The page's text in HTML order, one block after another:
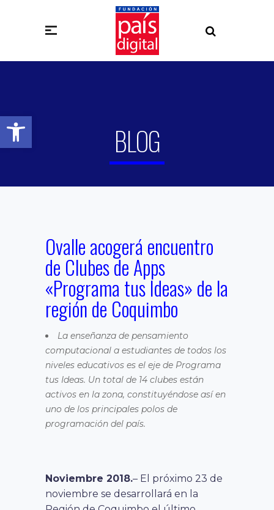
Abrir barra de herramientas
BLOG
Ovalle acogerá encuentro
de Clubes de Apps
«Programa tus Ideas» de la
región de Coquimbo
La enseñanza de pensamiento
computacional a estudiantes de todos los
niveles educativos es el eje de Programa
tus Ideas. Un total de 14 clubes están
activos en la zona, constituyéndose así en
uno de los principales polos de
programación del país.
Noviembre 2018.– El próximo 23 de
noviembre se desarrollará en la